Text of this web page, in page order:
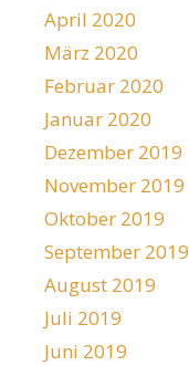
April 2020
März 2020
Februar 2020
Januar 2020
Dezember 2019
November 2019
Oktober 2019
September 2019
August 2019
Juli 2019
Juni 2019